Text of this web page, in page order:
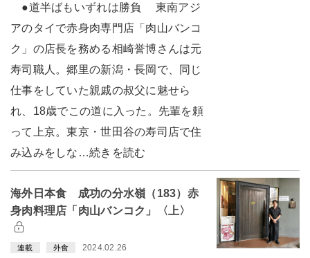
●道半ばもいずれは勝負 東南アジ
アのタイで赤身肉専門店「肉山バンコ
ク」の店長を務める相崎誉博さんは元
寿司職人。郷里の新潟・長岡で、同じ
仕事をしていた親戚の叔父に魅せら
れ、18歳でこの道に入った。先輩を頼
って上京。東京・世田谷の寿司店で住
み込みをしな…続きを読む
海外日本食 成功の分水嶺（183）赤
身肉料理店「肉山バンコク」〈上〉
連載 外食 2024.02.26